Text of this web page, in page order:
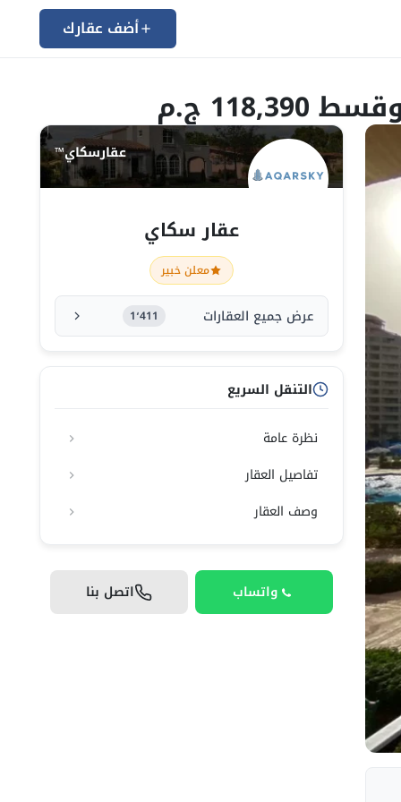
أضف عقارك
عقارسكاي™
عقار سكاي
معلن خبير
عرض جميع العقارات 1٬411
التنقل السريع
نظرة عامة
تفاصيل العقار
وصف العقار
واتساب اتصل بنا